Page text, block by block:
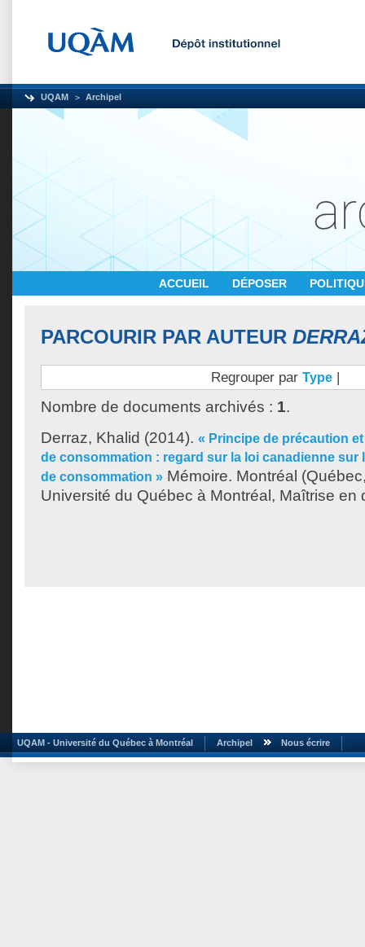
UQAM Archipel
ACCUEIL DÉPOSER
PARCOURIR PAR AUTEUR
Regrouper par Type |
Nombre de documents archivés : 1.
Derraz, Khalid (2014). « Principe de précaution
de consommation : regard sur la loi canadienne sur
de consommation » Mémoire. Montréal
Université du Québec à Montréal, Maîtrise en
UQAM - Université du Québec à Montréal Archipel Nous écrire